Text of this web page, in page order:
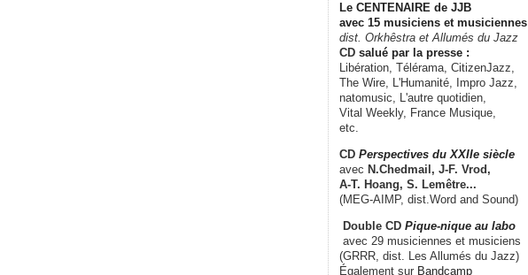
Le CENTENAIRE de JJB
avec 15 musiciens et musiciennes
dist. Orkhêstra et Allumés du Jazz
CD salué par la presse :
Libération, Télérama, CitizenJazz,
The Wire, L'Humanité, Impro Jazz,
natomusic, L'autre quotidien,
Vital Weekly, France Musique,
etc.
CD Perspectives du XXIIe siècle
avec N.Chedmail, J-F. Vrod,
A-T. Hoang, S. Lemêtre...
(MEG-AIMP, dist.Word and Sound)
Double CD Pique-nique au labo
avec 29 musiciennes et musiciens
(GRRR, dist. Les Allumés du Jazz)
Également sur Bandcamp